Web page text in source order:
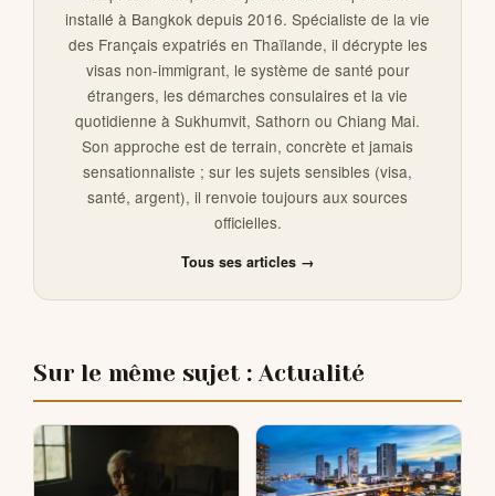
installé à Bangkok depuis 2016. Spécialiste de la vie
des Français expatriés en Thaïlande, il décrypte les
visas non-immigrant, le système de santé pour
étrangers, les démarches consulaires et la vie
quotidienne à Sukhumvit, Sathorn ou Chiang Mai.
Son approche est de terrain, concrète et jamais
sensationnaliste ; sur les sujets sensibles (visa,
santé, argent), il renvoie toujours aux sources
officielles.
Tous ses articles →
Sur le même sujet : Actualité